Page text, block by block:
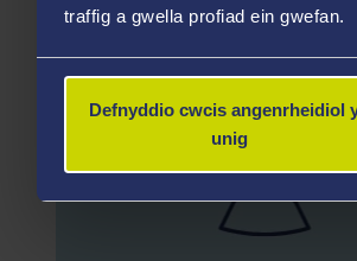
traffig a gwella profiad ein gwefan.
Defnyddio cwcis angenrheidiol
unig